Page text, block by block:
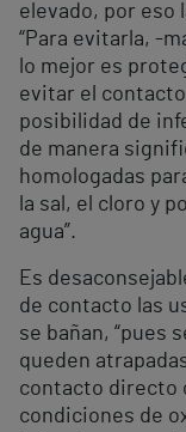
elevado, por eso
“Para evitarla, -
lo mejor es
evitar el
posibilidad de
de manera
homologadas
la sal, el cloro y
agua”.
Es
de contacto las
se bañan, “pues
queden
contacto directo
condiciones de